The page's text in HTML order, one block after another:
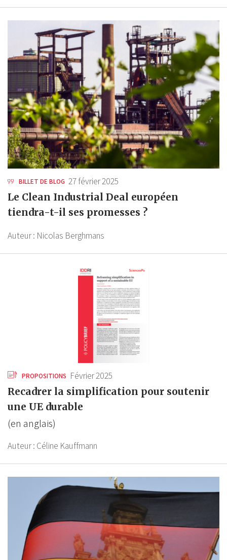
BILLET DE BLOG 27 février 2025
Le Clean Industrial Deal européen
tiendra-t-il ses promesses ?
Auteur : Nicolas Berghmans
PROPOSITIONS Février 2025
Recadrer la simplification pour soutenir
une UE durable
(en anglais)
Auteur : Céline Kauffmann